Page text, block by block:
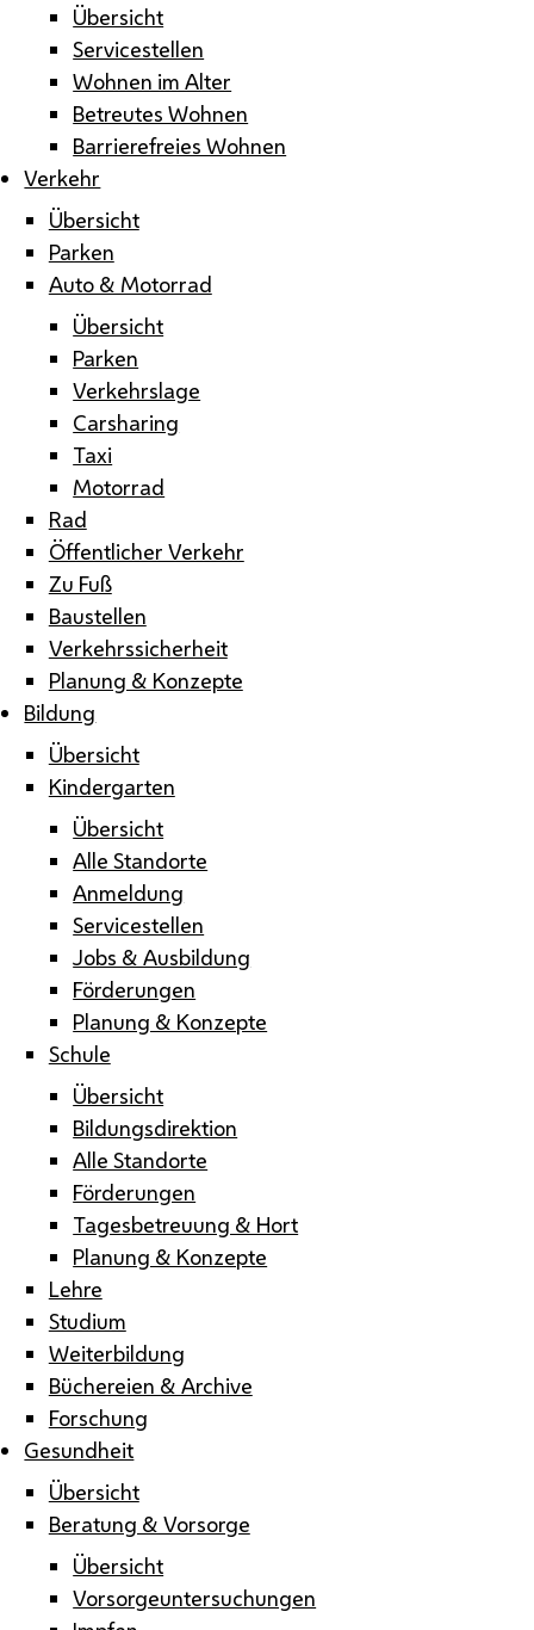
Übersicht
Servicestellen
Wohnen im Alter
Betreutes Wohnen
Barrierefreies Wohnen
Verkehr
Übersicht
Parken
Auto & Motorrad
Übersicht
Parken
Verkehrslage
Carsharing
Taxi
Motorrad
Rad
Öffentlicher Verkehr
Zu Fuß
Baustellen
Verkehrssicherheit
Planung & Konzepte
Bildung
Übersicht
Kindergarten
Übersicht
Alle Standorte
Anmeldung
Servicestellen
Jobs & Ausbildung
Förderungen
Planung & Konzepte
Schule
Übersicht
Bildungsdirektion
Alle Standorte
Förderungen
Tagesbetreuung & Hort
Planung & Konzepte
Lehre
Studium
Weiterbildung
Büchereien & Archive
Forschung
Gesundheit
Übersicht
Beratung & Vorsorge
Übersicht
Vorsorgeuntersuchungen